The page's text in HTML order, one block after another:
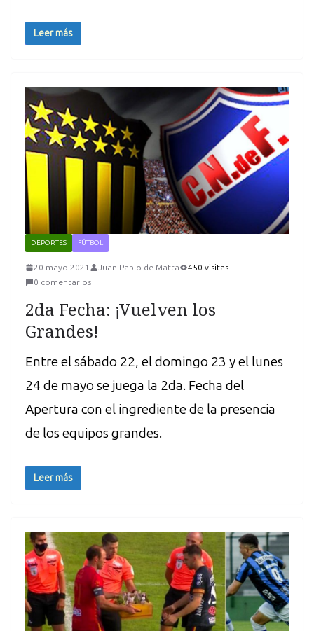
Leer más
DEPORTES FÚTBOL
20 mayo 2021 Juan Pablo de Matta
450 visitas
0 comentarios
2da Fecha: ¡Vuelven los
Grandes!
Entre el sábado 22, el domingo 23 y el lunes
24 de mayo se juega la 2da. Fecha del
Apertura con el ingrediente de la presencia
de los equipos grandes.
Leer más